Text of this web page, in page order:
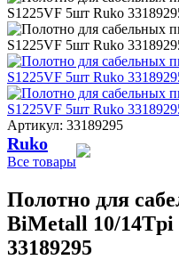
Артикул: 33189295
Ruko
Все товары
Полотно для
BiMetall 10/14Tpi
33189295